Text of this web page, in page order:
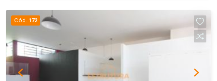
Cód. 172